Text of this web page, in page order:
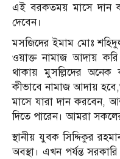
এই বরকতময় মাসে দান
দেবেন।
মসজিদের ইমাম মোঃ
ওয়াক্ত নামাজ আদায়
থাকায় মুসল্লিদের
কীভাবে নামাজ আদায়
মাসে যারা দান করবেন,
দিতে পারেন। আমরা
স্থানীয় যুবক সিদ্দিকুর
অবস্থা। এখন পর্যন্ত